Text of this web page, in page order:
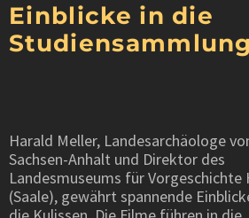
Einblicke in die
Studiensammlung
Harald Meller, Landesarchäologe
Sachsen-Anhalt und Direktor des
Landesmuseums für Vorgeschichte
(Saale), gewährt spannende